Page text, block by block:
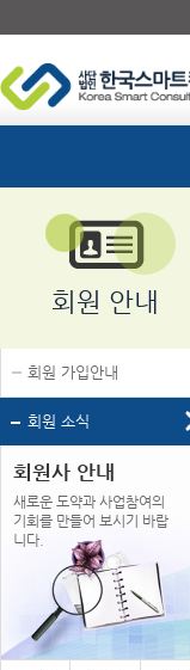
회원 안내
회원 가입안내
회원 소식
회원사 안내
새로운 도약과 사업참여의
기회를 만들어 보시기 바랍
니다.